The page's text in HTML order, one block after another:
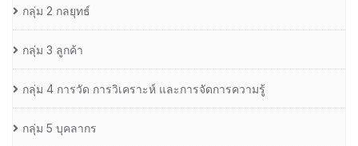
กลุ่ม 2 กลยุทธ์
กลุ่ม 3 ลูกค้า
กลุ่ม 4 การวัด การวิเคราะห์ และการจัดการความรู้
กลุ่ม 5 บุคลากร